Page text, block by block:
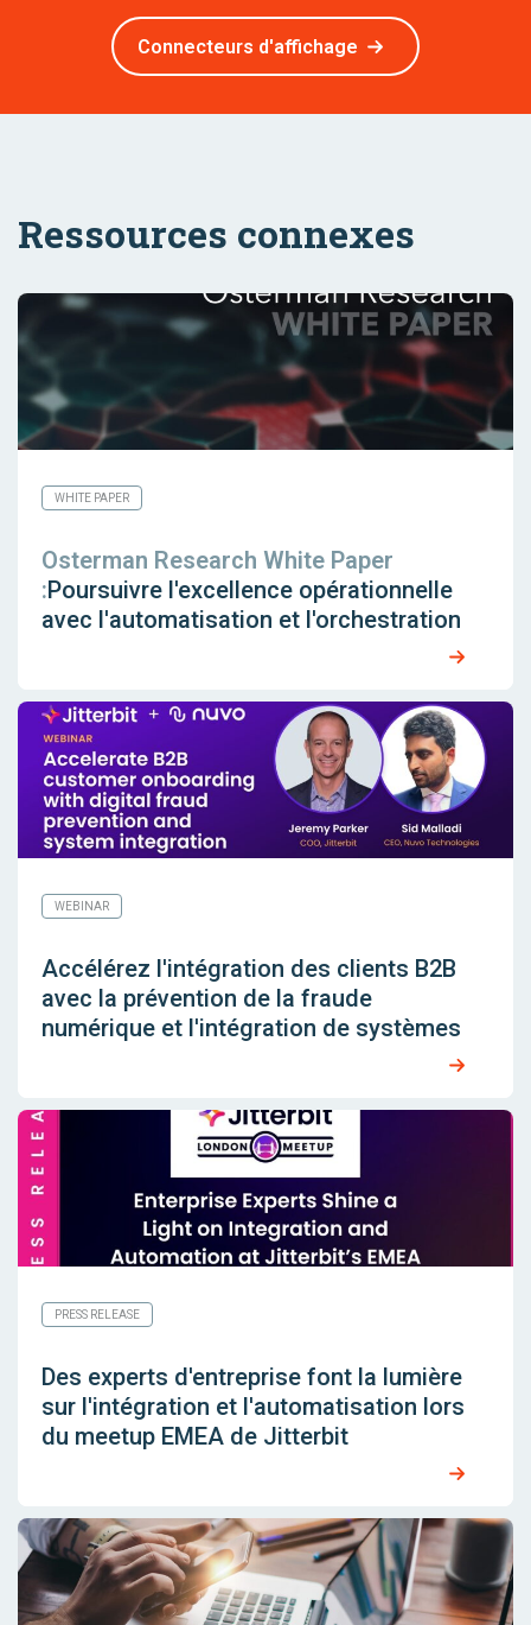
Connecteurs d'affichage
Ressources connexes
WHITE PAPER
Osterman Research White Paper
:Poursuivre l'excellence opérationnelle
avec l'automatisation et l'orchestration
WEBINAR
Accélérez l'intégration des clients B2B
avec la prévention de la fraude
numérique et l'intégration de systèmes
PRESS RELEASE
Des experts d'entreprise font la lumière
sur l'intégration et l'automatisation lors
du meetup EMEA de Jitterbit